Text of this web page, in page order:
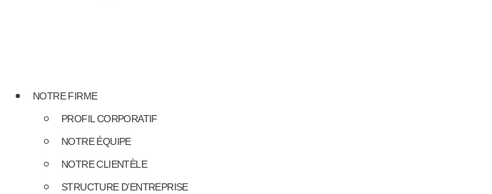
NOTRE FIRME
PROFIL CORPORATIF
NOTRE ÉQUIPE
NOTRE CLIENTÈLE
STRUCTURE D’ENTREPRISE